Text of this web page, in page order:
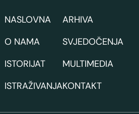
NASLOVNA
O NAMA
ISTORIJAT
ISTRAŽIVANJA
ARHIVA
SVJEDOČENJA
MULTIMEDIA
KONTAKT